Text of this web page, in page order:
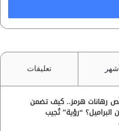
تعليقات
رهانات هرمز.. كيف تضمن
البراميل؟ “رؤية” تُجيب